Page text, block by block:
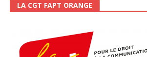
LA CGT FAPT ORANGE